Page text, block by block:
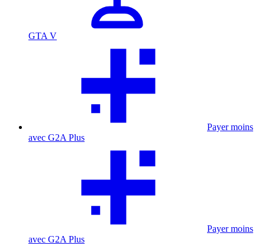
GTA V
Payer moins
avec G2A Plus
Payer moins
avec G2A Plus